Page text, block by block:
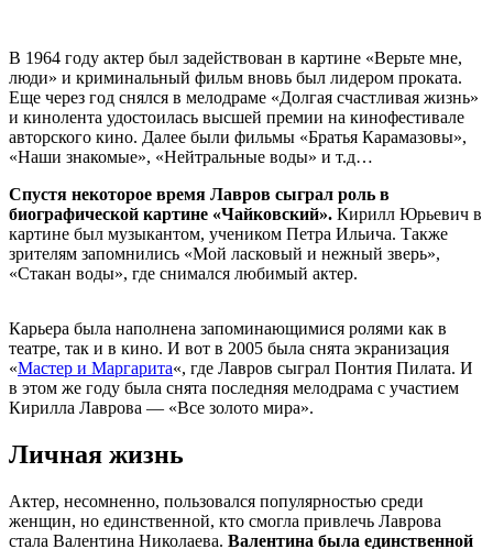
В 1964 году актер был задействован в картине «Верьте мне,
люди» и криминальный фильм вновь был лидером проката.
Еще через год снялся в мелодраме «Долгая счастливая жизнь»
и кинолента удостоилась высшей премии на кинофестивале
авторского кино. Далее были фильмы «Братья Карамазовы»,
«Наши знакомые», «Нейтральные воды» и т.д…
Спустя некоторое время Лавров сыграл роль в
биографической картине «Чайковский». Кирилл Юрьевич в
картине был музыкантом, учеником Петра Ильича. Также
зрителям запомнились «Мой ласковый и нежный зверь»,
«Стакан воды», где снимался любимый актер.
Карьера была наполнена запоминающимися ролями как в
театре, так и в кино. И вот в 2005 была снята экранизация
«Мастер и Маргарита«, где Лавров сыграл Понтия Пилата. И
в этом же году была снята последняя мелодрама с участием
Кирилла Лаврова — «Все золото мира».
Личная жизнь
Актер, несомненно, пользовался популярностью среди
женщин, но единственной, кто смогла привлечь Лаврова
стала Валентина Николаева. Валентина была единственной